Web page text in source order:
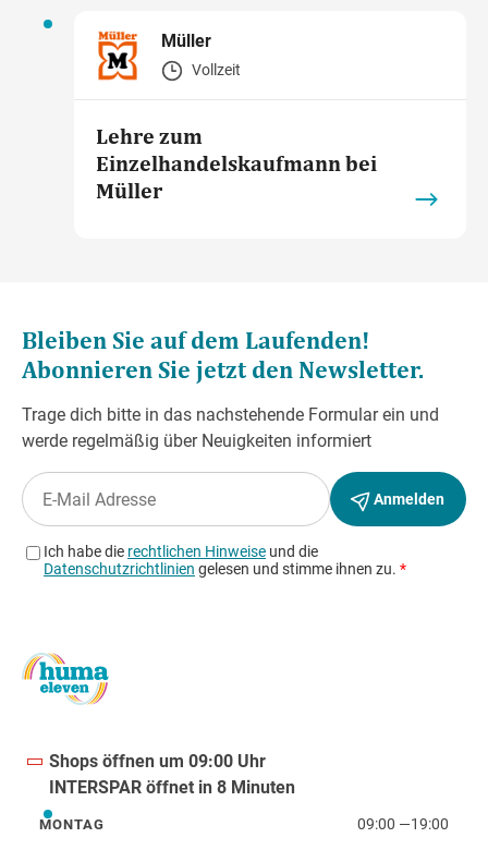
Müller
Vollzeit
Lehre zum
Einzelhandelskaufmann bei
Müller
Shops öffnen um 09:00 Uhr
INTERSPAR öffnet in 8 Minuten
Montag
MONTAG 09:00 —19:00